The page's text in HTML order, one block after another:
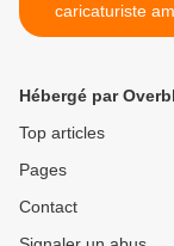
caricaturiste
David
Hébergé par
Top articles
Pages
Contact